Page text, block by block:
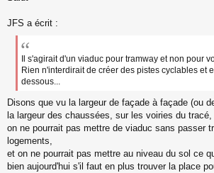
s
u
JFS a écrit :
Il s'agirait d'un viaduc pour tramway et non pour
Rien n'interdirait de créer des pistes cyclables et
dessous...
Disons que vu la largeur de façade à façade (ou
la largeur des chaussées, sur les voiries du tracé,
on ne pourrait pas mettre de viaduc sans passer
logements,
et on ne pourrait pas mettre au niveau du sol ce
bien aujourd'hui s'il faut en plus trouver la place